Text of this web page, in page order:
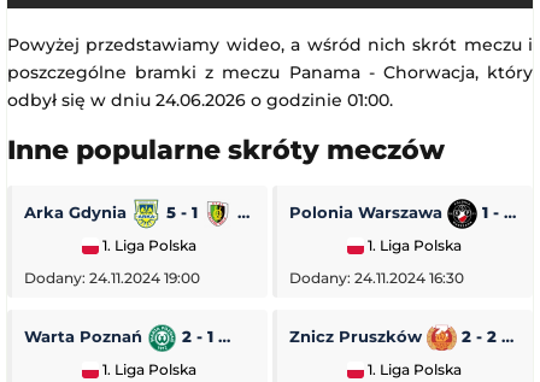
Powyżej przedstawiamy wideo, a wśród nich skrót meczu i
poszczególne bramki z meczu Panama - Chorwacja, który
odbył się w dniu 24.06.2026 o godzinie 01:00.
Inne popularne skróty meczów
Arka Gdynia 5 - 1
1. Liga Polska
Dodany: 24.11.2024 19:00
Polonia Warszawa 1 - 0
1. Liga Polska
Dodany: 24.11.2024 16:30
Warta Poznań 2 - 1 Pogoń Siedlce
1. Liga Polska
Znicz Pruszków 2 - 2
1. Liga Polska